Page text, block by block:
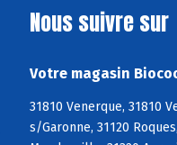
Nous suivre sur
Votre magasin
31810 Venerque, 31810
s/Garonne, 31120